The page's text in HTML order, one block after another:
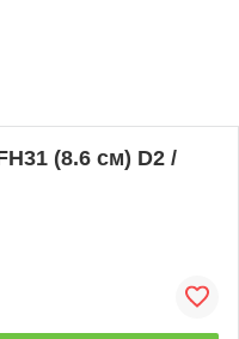
(8.6 см) D2 /